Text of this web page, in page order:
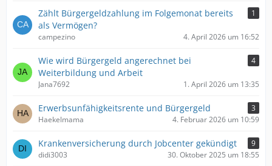
Zählt Bürgergeldzahlung im Folgemonat bereits
als Vermögen?
1
campezino 4. April 2026 um 16:52
Wie wird Bürgergeld angerechnet bei
Weiterbildung und Arbeit
4
Jana7692 1. April 2026 um 13:35
Erwerbsunfähigkeitsrente und Bürgergeld
3
Haekelmama
4. Februar 2026 um 10:59
Krankenversicherung durch Jobcenter gekündigt
9
didi3003
30. Oktober 2025 um 18:55